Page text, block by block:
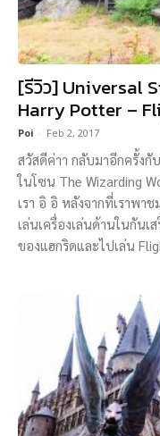
[รีวิว] Universal
Harry Potter –
Poi - Feb 2, 2017
สวัสดีค่าา กลับมาอีกครั้งกั
ในโซน The Wizarding
เรา อิ อิ หลังจากที่เราพา
เล่นเครื่องเล่นด้านในกันเ
ของแฮกริดและไปเล่น